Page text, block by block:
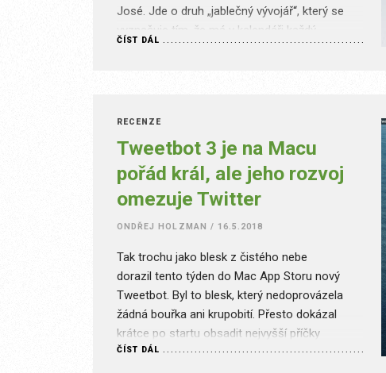
José. Jde o druh „jablečný vývojář“, který se
vyznačuje tím, že má v kalendáři každý…
ČÍST DÁL
RECENZE
Tweetbot 3 je na Macu
pořád král, ale jeho rozvoj
omezuje Twitter
ONDŘEJ HOLZMAN / 16.5.2018
Tak trochu jako blesk z čistého nebe
dorazil tento týden do Mac App Storu nový
Tweetbot. Byl to blesk, který nedoprovázela
žádná bouřka ani krupobití. Přesto dokázal
krátce po startu obsadit nejvyšší příčky
softwarového obchodu, který však na
ČÍST DÁL